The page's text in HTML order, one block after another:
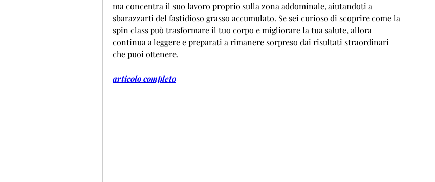
ma concentra il suo lavoro proprio sulla zona addominale, aiutandoti a
sbarazzarti del fastidioso grasso accumulato. Se sei curioso di scoprire come la
spin class può trasformare il tuo corpo e migliorare la tua salute, allora
continua a leggere e preparati a rimanere sorpreso dai risultati straordinari
che puoi ottenere.
articolo completo